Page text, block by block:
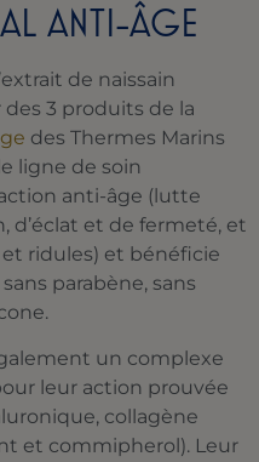
ANTI-ÂGE
de naissain
des 3 produits de la
des Thermes Marins
ligne de soin
anti-âge (lutte
d’éclat et de fermeté, et
ridules) et bénéficie
parabène, sans
un complexe
leur action prouvée
collagène
et commipherol). Leur